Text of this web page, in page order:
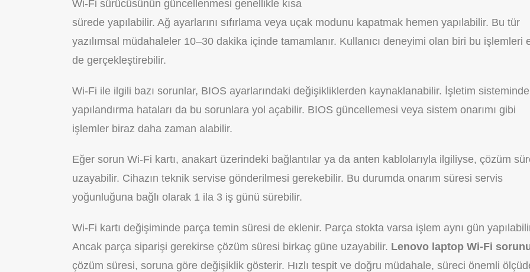
Wi-Fi sürücüsünün güncellenmesi genellikle kısa
sürede yapılabilir. Ağ ayarlarını sıfırlama veya uçak modunu kapatmak hemen yapılabilir. Bu tür
yazılımsal müdahaleler 10–30 dakika içinde tamamlanır. Kullanıcı deneyimi olan biri bu işlemleri
de gerçekleştirebilir.
Wi-Fi ile ilgili bazı sorunlar, BIOS ayarlarındaki değişikliklerden kaynaklanabilir. İşletim
yapılandırma hataları da bu sorunlara yol açabilir. BIOS güncellemesi veya sistem onarımı gibi
işlemler biraz daha zaman alabilir.
Eğer sorun Wi-Fi kartı, anakart üzerindeki bağlantılar ya da anten kablolarıyla ilgiliyse, çözüm
uzayabilir. Cihazın teknik servise gönderilmesi gerekebilir. Bu durumda onarım süresi servis
yoğunluğuna bağlı olarak 1 ila 3 iş günü sürebilir.
Wi-Fi kartı değişiminde parça temin süresi de eklenir. Parça stokta varsa işlem aynı gün
Ancak parça siparişi gerekirse çözüm süresi birkaç güne uzayabilir. Lenovo laptop Wi-Fi
çözüm süresi, soruna göre değişiklik gösterir. Hızlı tespit ve doğru müdahale, süreci önemli